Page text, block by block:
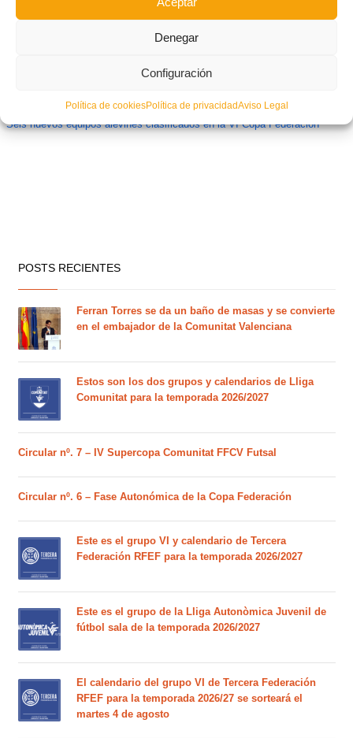
Denegar
Configuración
Política de cookiesPolítica de privacidadAviso Legal
Seis nuevos equipos alevines clasificados en la VI Copa Federación
POSTS RECIENTES
Ferran Torres se da un baño de masas y se convierte
en el embajador de la Comunitat Valenciana
Estos son los dos grupos y calendarios de Lliga
Comunitat para la temporada 2026/2027
Circular nº. 7 – IV Supercopa Comunitat FFCV Futsal
Circular nº. 6 – Fase Autonómica de la Copa Federación
Este es el grupo VI y calendario de Tercera
Federación RFEF para la temporada 2026/2027
Este es el grupo de la Lliga Autonòmica Juvenil de
fútbol sala de la temporada 2026/2027
El calendario del grupo VI de Tercera Federación
RFEF para la temporada 2026/27 se sorteará el
martes 4 de agosto